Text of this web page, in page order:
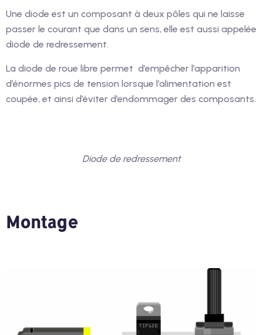
Une diode est un composant à deux pôles qui ne laisse
passer le courant que dans un sens, elle est aussi appelée
diode de redressement.
La diode de roue libre permet d’empêcher l’apparition
d’énormes pics de tension lorsque l’alimentation est
coupée, et ainsi d’éviter d’endommager des composants.
Diode de redressement
Montage